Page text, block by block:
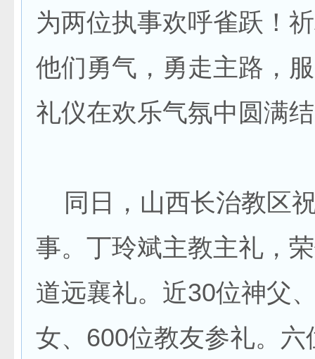
为两位执事欢呼雀跃！
他们勇气，勇走主路，
礼仪在欢乐气氛中圆满
同日，山西长治教区
事。丁玲斌主教主礼，
道远襄礼。近30位神父
女、600位教友参礼。六